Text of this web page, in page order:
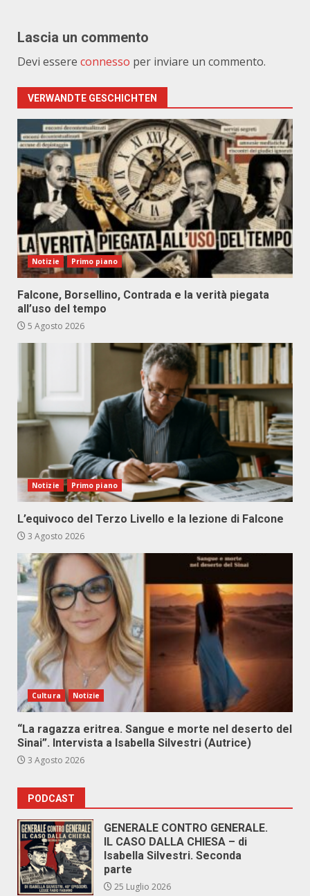
Lascia un commento
Devi essere connesso per inviare un commento.
VERWANDTE GESCHICHTEN
Notizie Primo piano
Falcone, Borsellino, Contrada e la verità piegata
all’uso del tempo
5 Agosto 2026
Notizie Primo piano
L’equivoco del Terzo Livello e la lezione di Falcone
3 Agosto 2026
Cultura Notizie
“La ragazza eritrea. Sangue e morte nel deserto del
Sinai”. Intervista a Isabella Silvestri (Autrice)
3 Agosto 2026
PODCAST
GENERALE CONTRO GENERALE.
IL CASO DALLA CHIESA – di
Isabella Silvestri. Seconda
parte
25 Luglio 2026